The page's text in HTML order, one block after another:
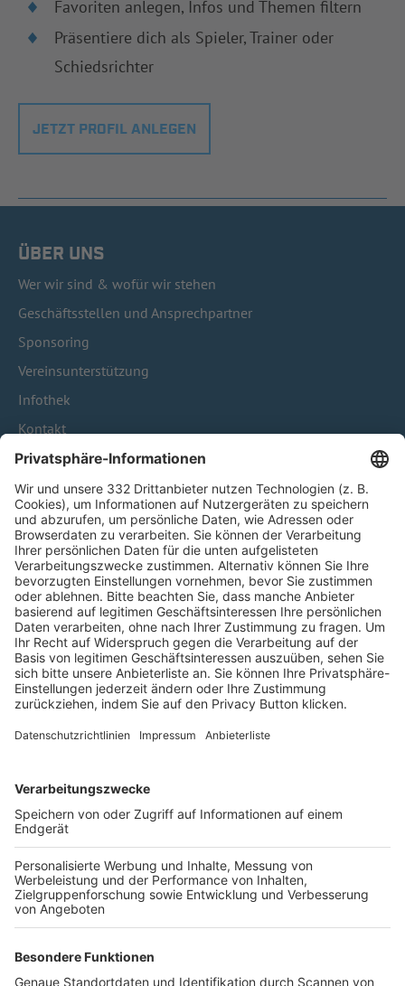
Favoriten anlegen, Infos und Themen filtern
Präsentiere dich als Spieler, Trainer oder
Schiedsrichter
JETZT PROFIL ANLEGEN
ÜBER UNS
Wer wir sind & wofür wir stehen
Geschäftsstellen und Ansprechpartner
Sponsoring
Vereinsunterstützung
Infothek
Kontakt
HÄUFIG BESUCHTE SEITEN
Pässe und Vereinswechsel
Trainerausbildung
Schulungsangebot Vereinsmitarbeiter
BFV-Geschäftsstellen
Trainerbörse
Login SpielPlus
FOLGE DEM BFV
TOP-VEREINE
TOP-PARTNER